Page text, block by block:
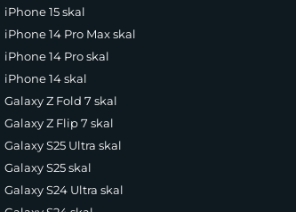
iPhone 15 skal
iPhone 14 Pro Max skal
iPhone 14 Pro skal
iPhone 14 skal
Galaxy Z Fold 7 skal
Galaxy Z Flip 7 skal
Galaxy S25 Ultra skal
Galaxy S25 skal
Galaxy S24 Ultra skal